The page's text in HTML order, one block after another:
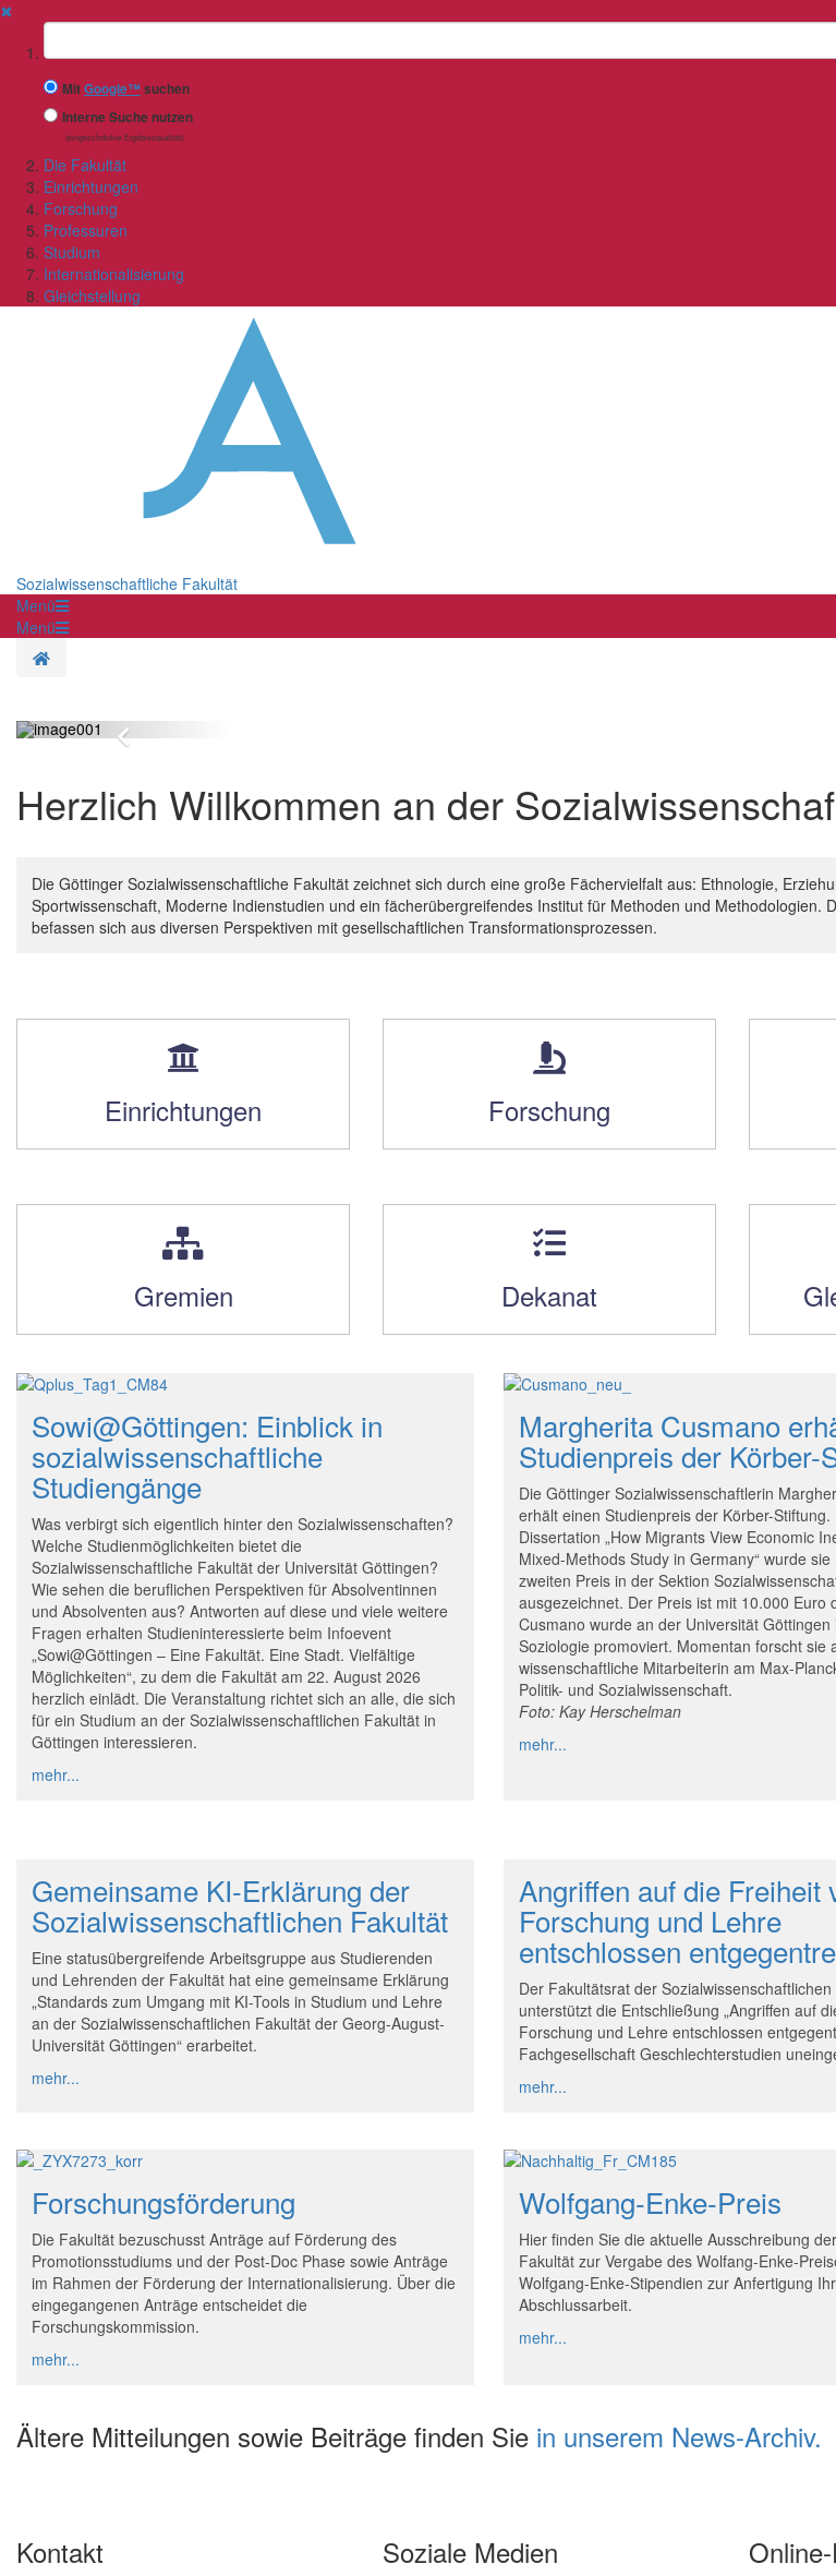
✖
Suchbegriff
MitGoogle™ suchen
Interne Suche nutzen
(eingeschränkte Ergebnisqualität)
Die Fakultät
Einrichtungen
Forschung
Professuren
Studium
Internationalisierung
Gleichstellung
Sozialwissenschaftliche Fakultät
Menü
Menü
Startseite
Zurück
Herzlich Willkommen an der
Die Göttinger Sozialwissenschaftliche Fakultät zeichnet sich durch eine große Fächervielfalt aus: Ethnologie,
Sportwissenschaft, Moderne Indienstudien und ein fächerübergreifendes Institut für Methoden und
befassen sich aus diversen Perspektiven mit gesellschaftlichen Transformationsprozessen.
Einrichtungen Forschung
Gremien Dekanat
Sowi@Göttingen: Einblick in
sozialwissenschaftliche
Studiengänge
Was verbirgt sich eigentlich hinter den Sozialwissenschaften?
Welche Studienmöglichkeiten bietet die
Sozialwissenschaftliche Fakultät der Universität Göttingen?
Wie sehen die beruflichen Perspektiven für Absolventinnen
und Absolventen aus? Antworten auf diese und viele weitere
Fragen erhalten Studieninteressierte beim Infoevent
„Sowi@Göttingen – Eine Fakultät. Eine Stadt. Vielfältige
Möglichkeiten“, zu dem die Fakultät am 22. August 2026
herzlich einlädt. Die Veranstaltung richtet sich an alle, die sich
für ein Studium an der Sozialwissenschaftlichen Fakultät in
Göttingen interessieren.
mehr...
Margherita Cusmano
Studienpreis der Körber-
Die Göttinger Sozialwissenschaftlerin
erhält einen Studienpreis der Körber-Stiftung.
Dissertation „How Migrants View Economic
Mixed-Methods Study in Germany“ wurde sie
zweiten Preis in der Sektion
ausgezeichnet. Der Preis ist mit 10.000 Euro
Cusmano wurde an der Universität Göttingen
Soziologie promoviert. Momentan forscht sie
wissenschaftliche Mitarbeiterin am Max-
Politik- und Sozialwissenschaft.
Foto: Kay Herschelman
mehr...
Gemeinsame KI-Erklärung der
Sozialwissenschaftlichen Fakultät
Eine statusübergreifende Arbeitsgruppe aus Studierenden
und Lehrenden der Fakultät hat eine gemeinsame Erklärung
„Standards zum Umgang mit KI-Tools in Studium und Lehre
an der Sozialwissenschaftlichen Fakultät der Georg-August-
Universität Göttingen“ erarbeitet.
mehr...
Angriffen auf die Freiheit
Forschung und Lehre
entschlossen
Der Fakultätsrat der
unterstützt die Entschließung „Angriffen auf
Forschung und Lehre entschlossen
Fachgesellschaft Geschlechterstudien
mehr...
Forschungsförderung
Die Fakultät bezuschusst Anträge auf Förderung des
Promotionsstudiums und der Post-Doc Phase sowie Anträge
im Rahmen der Förderung der Internationalisierung. Über die
eingegangenen Anträge entscheidet die
Forschungskommission.
mehr...
Wolfgang-Enke-Preis
Hier finden Sie die aktuelle Ausschreibung
Fakultät zur Vergabe des Wolfang-Enke-
Wolfgang-Enke-Stipendien zur Anfertigung
Abschlussarbeit.
mehr...
Ältere Mitteilungen sowie Beiträge finden Sie in unserem News-Archiv.
Kontakt Soziale Medien